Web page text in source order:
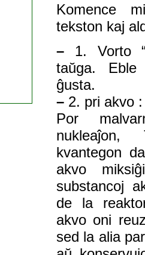
Komence
tekston kaj
– 1. Vorto
taŭga. Eble
ĝusta.
– 2. pri akvo :
Por
nukleaĵon,
kvantegon
akvo
substancoj
de la
akvo oni
sed la alia